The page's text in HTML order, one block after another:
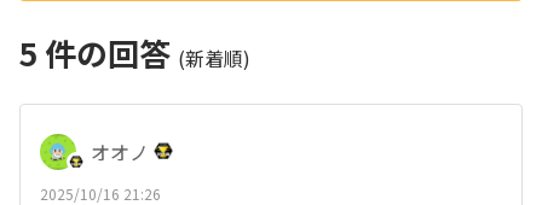
5 件の回答 (新着順)
オオノ
2025/10/16 21:26